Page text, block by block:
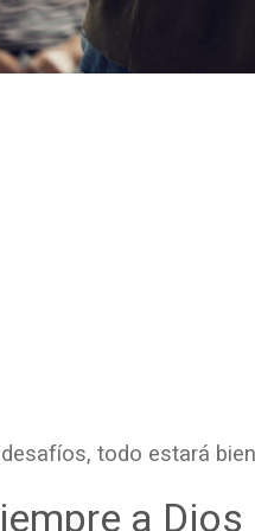
todo estará
a Dios